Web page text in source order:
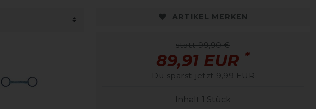
ARTIKEL MERKEN
statt 99,90 €
89,91 EUR *
Du sparst jetzt 9,99 EUR
Inhalt 1 Stück